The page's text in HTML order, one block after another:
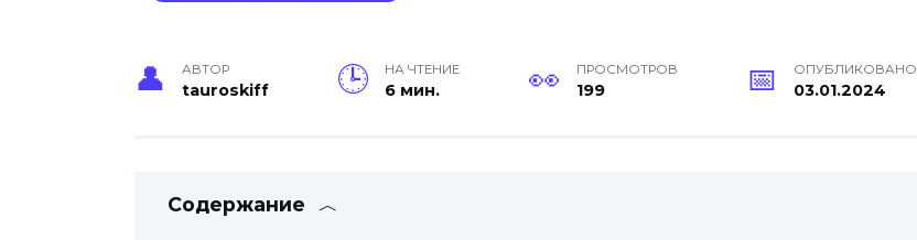
АВТОР
tauroskiff
НА ЧТЕНИЕ
6 мин.
ПРОСМОТРОВ
199
ОПУБЛИКОВАНО
03.01.2024
Содержание